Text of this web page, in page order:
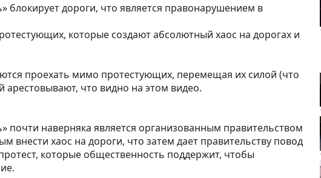
блокирует дороги, что является правонарушением в
которые создают абсолютный хаос на дорогах и
проехать мимо протестующих, перемещая их силой (что
арестовывают, что видно на этом видео.
почти наверняка является организованным правительством
внести хаос на дороги, что затем дает правительству повод
которые общественность поддержит, чтобы